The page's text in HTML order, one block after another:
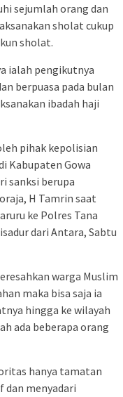
sejumlah orang dan
sholat cukup
sholat.
ialah pengikutnya
berpuasa pada bulan
ibadah haji
pihak kepolisian
Kabupaten Gowa
sanksi berupa
H Tamrin saat
ke Polres Tana
dari Antara, Sabtu
warga Muslim
maka bisa saja ia
hingga ke wilayah
ada beberapa orang
hanya tamatan
dan menyadari